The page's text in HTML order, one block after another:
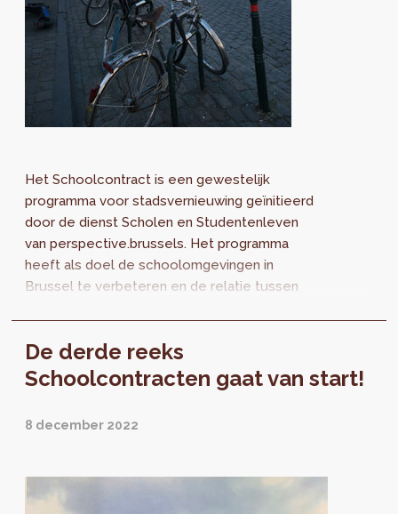
Het Schoolcontract is een gewestelijk
programma voor stadsvernieuwing geïnitieerd
door de dienst Scholen en Studentenleven
van perspective.brussels. Het programma
heeft als doel de schoolomgevingen in
Brussel te verbeteren en de relatie tussen
De derde reeks
Schoolcontracten gaat van start!
8 december 2022